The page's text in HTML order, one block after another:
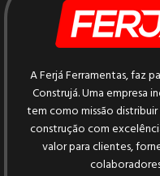
A Ferjá Ferramentas, faz
Construjá. Uma empresa
tem como missão distribuir
construção com
valor para clientes,